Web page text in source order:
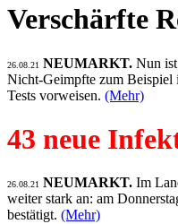
Verschärfte
26.08.21 NEUMARKT. Nun
Nicht-Geimpfte zum Beispiel
Tests vorweisen. (Mehr)
43 neue
26.08.21 NEUMARKT. Im
weiter stark an: am
bestätigt. (Mehr)